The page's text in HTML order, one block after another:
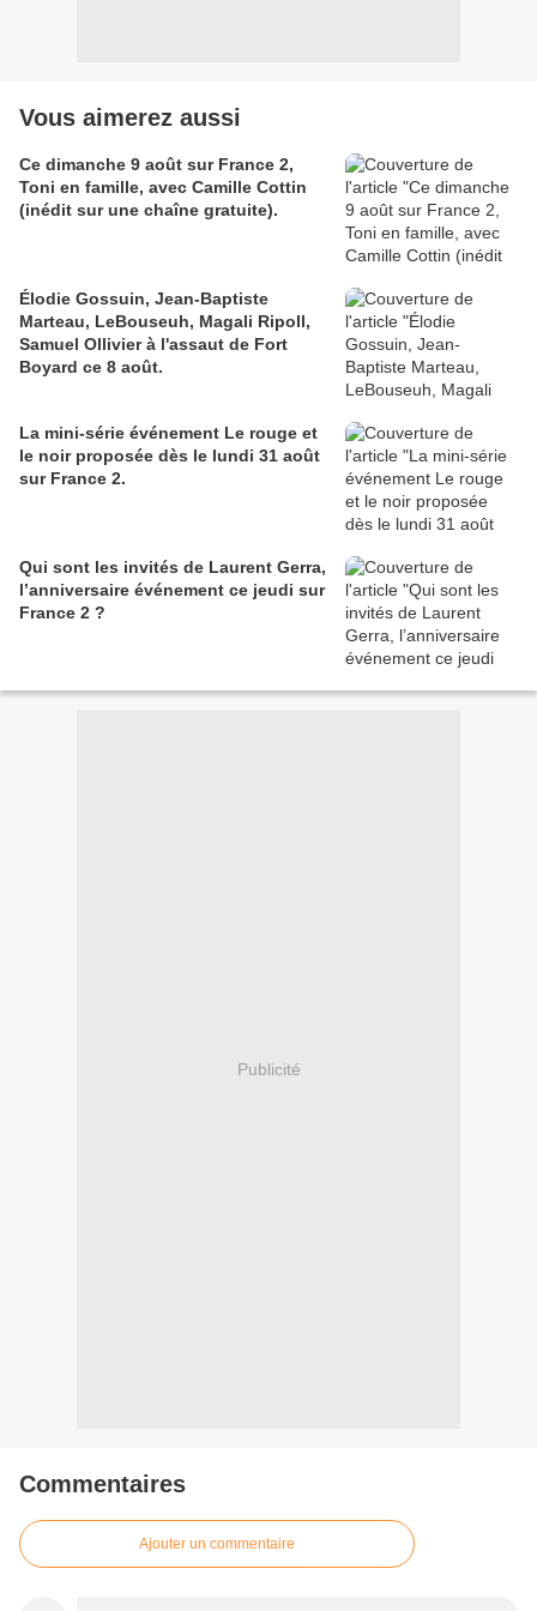
Vous aimerez aussi
Ce dimanche 9 août sur France 2,
Toni en famille, avec Camille Cottin
(inédit sur une chaîne gratuite).
Élodie Gossuin, Jean-Baptiste
Marteau, LeBouseuh, Magali Ripoll,
Samuel Ollivier à l'assaut de Fort
Boyard ce 8 août.
La mini-série événement Le rouge et
le noir proposée dès le lundi 31 août
sur France 2.
Qui sont les invités de Laurent Gerra,
l’anniversaire événement ce jeudi sur
France 2 ?
Publicité
Commentaires
Ajouter un commentaire